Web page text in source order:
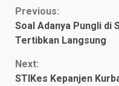
Continue
Reading
Previous:
Soal Adanya Pungli di
Tertibkan Langsung
Next:
STIKes Kepanjen